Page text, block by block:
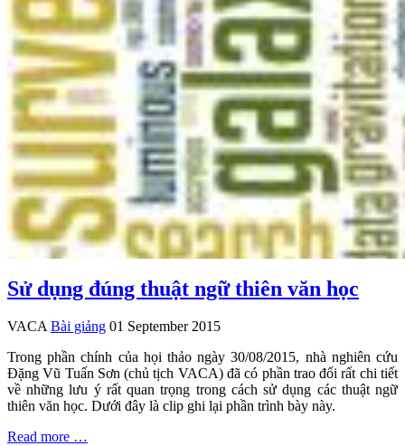
Sử dụng đúng thuật ngữ thiên văn học
VACA Bài giảng 01 September 2015
Trong phần chính của họi thảo ngày 30/08/2015, nhà nghiên cứu
Đặng Vũ Tuấn Sơn (chủ tịch VACA) đã có phần trao đổi rất chi tiết
về những lưu ý rất quan trọng trong cách sử dụng các thuật ngữ
thiên văn học. Dưới đây là clip ghi lại phần trình bày này.
Read more …